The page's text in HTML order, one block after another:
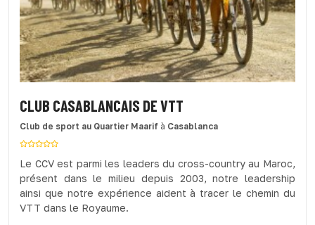
CLUB CASABLANCAIS DE VTT
Club de sport au Quartier Maarif à Casablanca
Le CCV est parmi les leaders du cross-country au Maroc,
présent dans le milieu depuis 2003, notre leadership
ainsi que notre expérience aident à tracer le chemin du
VTT dans le Royaume.